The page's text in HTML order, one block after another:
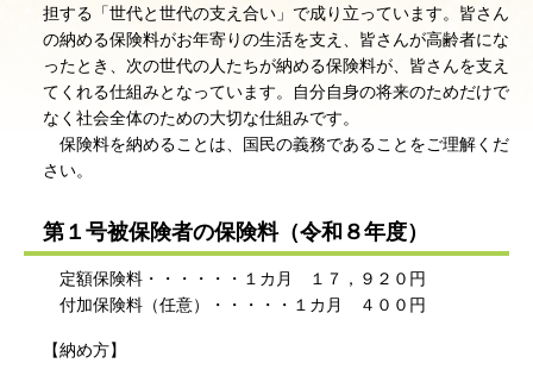
担する「世代と世代の支え合い」で成り立っています。皆さん
の納める保険料がお年寄りの生活を支え、皆さんが高齢者にな
ったとき、次の世代の人たちが納める保険料が、皆さんを支え
てくれる仕組みとなっています。自分自身の将来のためだけで
なく社会全体のための大切な仕組みです。
保険料を納めることは、国民の義務であることをご理解くだ
さい。
第１号被保険者の保険料（令和８年度）
定額保険料・・・・・・１カ月 １７，９２０円
付加保険料（任意）・・・・・１カ月 ４００円
【納め方】